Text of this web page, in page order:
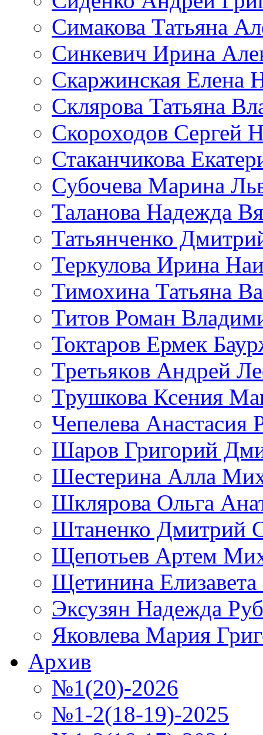
Симакова Татьяна
Синкевич Ирина
Скаржинская Елена
Склярова Татьяна
Скороходов Сергей
Стаканчикова
Субочева Марина
Таланова Надежда
Татьянченко
Теркулова Ирина
Тимохина Татьяна
Титов Роман
Токтаров Ермек
Третьяков Андрей
Трушкова Ксения
Чепелева Анастасия
Шаров Григорий
Шестерина Алла
Шклярова Ольга
Штаненко Дмитрий
Щепотьев Артем
Щетинина Елизавета
Эксузян Надежда
Яковлева Мария
Архив
№1(20)-2026
№1-2(18-19)-2025